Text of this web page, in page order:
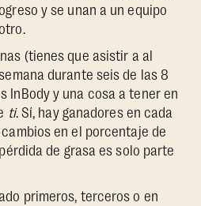
y se unan a un equipo
(tienes que asistir a al
durante seis de las 8
InBody y una cosa a tener en
ti. Sí, hay ganadores en cada
en el porcentaje de
de grasa es solo parte
primeros, terceros o en